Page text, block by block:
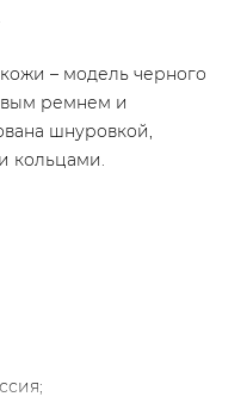
– модель черного
ремнем и
шнуровкой,
кольцами.